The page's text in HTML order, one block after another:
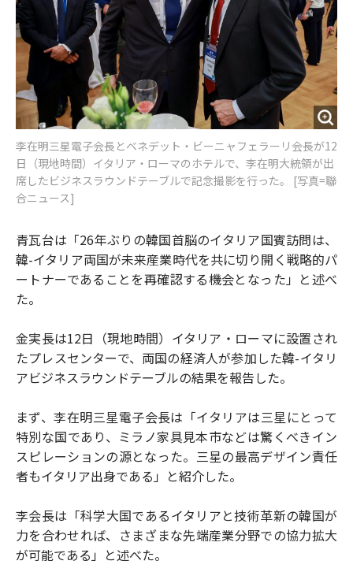
李在明三星電子会長とベネデット・ビーニャフェラーリ会長が12
日（現地時間）イタリア・ローマのホテルで、李在明大統領が出
席したビジネスラウンドテーブルで記念撮影を行った。 [写真=聯
合ニュース]
青瓦台は「26年ぶりの韓国首脳のイタリア国賓訪問は、
韓-イタリア両国が未来産業時代を共に切り開く戦略的パ
ートナーであることを再確認する機会となった」と述べ
た。
金実長は12日（現地時間）イタリア・ローマに設置され
たプレスセンターで、両国の経済人が参加した韓-イタリ
アビジネスラウンドテーブルの結果を報告した。
まず、李在明三星電子会長は「イタリアは三星にとって
特別な国であり、ミラノ家具見本市などは驚くべきイン
スピレーションの源となった。三星の最高デザイン責任
者もイタリア出身である」と紹介した。
李会長は「科学大国であるイタリアと技術革新の韓国が
力を合わせれば、さまざまな先端産業分野での協力拡大
が可能である」と述べた。